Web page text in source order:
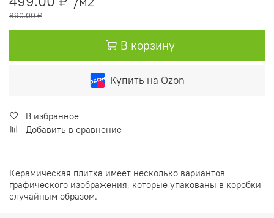
890.00 ₽
В корзину
Купить на Ozon
В избранное
Добавить в сравнение
Керамическая плитка имеет несколько вариантов
графического изображения, которые упакованы в коробки
случайным образом.